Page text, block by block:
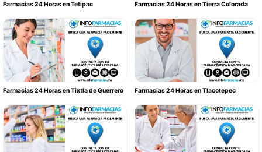
Farmacias 24 Horas en Tetipac Farmacias 24 Horas en Tierra Colorada
Farmacias 24 Horas en Tixtla de Guerrero Farmacias 24 Horas en Tlacotepec